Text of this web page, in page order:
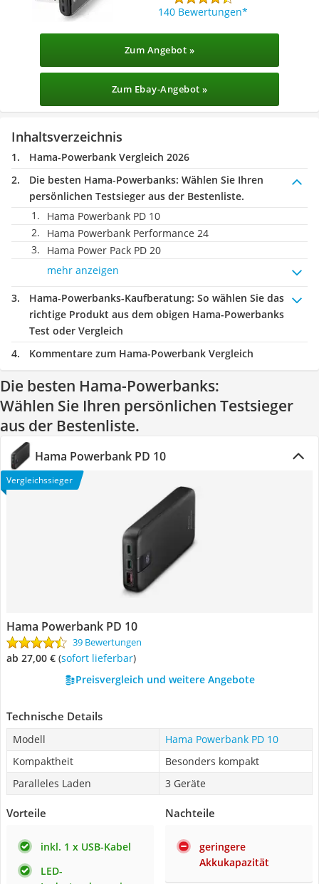
140 Bewertungen
Zum Angebot »
Zum Ebay-Angebot »
Inhaltsverzeichnis
Hama-Powerbank Vergleich 2026
Die besten Hama-Powerbanks: Wählen Sie Ihren
persönlichen Testsieger aus der Bestenliste.
Hama Powerbank PD 10
Hama Powerbank Performance 24
Hama Power Pack PD 20
mehr anzeigen
Hama-Powerbanks-Kaufberatung: So wählen Sie das
richtige Produkt aus dem obigen Hama-Powerbanks
Test oder Vergleich
Kommentare zum Hama-Powerbank Vergleich
Die besten Hama-Powerbanks:
Wählen Sie Ihren persönlichen Testsieger
aus der Bestenliste.
Hama Powerbank PD 10
Vergleichssieger
Hama Powerbank PD 10
39 Bewertungen
ab 27,00 € ( Sofort lieferbar)
Preisvergleich und weitere Angebote
Technische Details
Modell
Hama Powerbank PD 10
Kompaktheit
Besonders kompakt
Paralleles Laden
3 Geräte
Vorteile
inkl. 1 x USB-Kabel
LED-
Nachteile
geringere
Akkukapazität